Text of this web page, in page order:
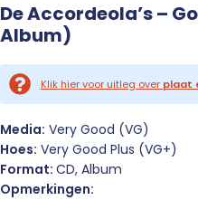
De Accordeola’s –
Album)
Klik hier voor uitleg over plaat
Media: Very Good (VG)
Hoes: Very Good Plus (VG+)
Format: CD, Album
Opmerkingen: